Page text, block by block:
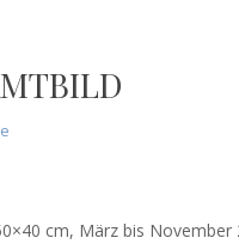
cm, März bis November